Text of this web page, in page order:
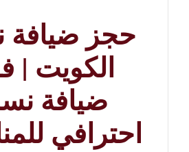
حجز ضيافة
الكويت |
ضيافة
احترافي